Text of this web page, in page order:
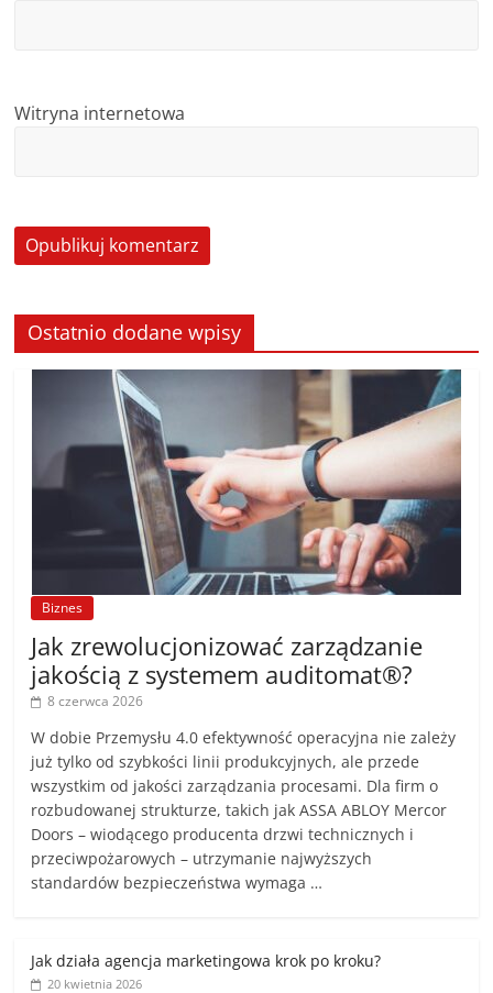
Witryna internetowa
Ostatnio dodane wpisy
Biznes
Jak zrewolucjonizować zarządzanie
jakością z systemem auditomat®?
8 czerwca 2026
W dobie Przemysłu 4.0 efektywność operacyjna nie zależy
już tylko od szybkości linii produkcyjnych, ale przede
wszystkim od jakości zarządzania procesami. Dla firm o
rozbudowanej strukturze, takich jak ASSA ABLOY Mercor
Doors – wiodącego producenta drzwi technicznych i
przeciwpożarowych – utrzymanie najwyższych
standardów bezpieczeństwa wymaga …
Jak działa agencja marketingowa krok po kroku?
20 kwietnia 2026